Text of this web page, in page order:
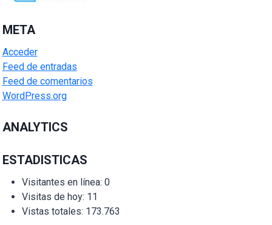
META
Acceder
Feed de entradas
Feed de comentarios
WordPress.org
ANALYTICS
ESTADISTICAS
Visitantes en línea: 0
Visitas de hoy: 11
Vistas totales: 173.763